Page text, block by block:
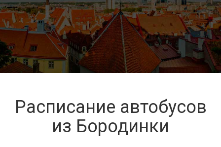
Расписание автобусов
из Бородинки